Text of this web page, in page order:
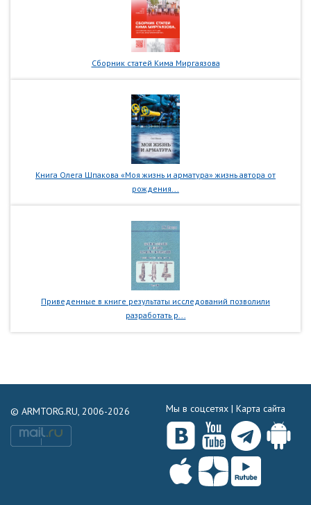
Сборник статей Кима Миргаязова
Книга Олега Шпакова «Моя жизнь и арматура» жизнь автора от
рождения...
Приведенные в книге результаты исследований позволили
разработать р...
© ARMTORG.RU, 2006-2026 Мы в соцсетях | Карта сайта